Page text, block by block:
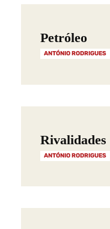
Petróleo
ANTÓNIO RODRIGUES
Rivalidades
ANTÓNIO RODRIGUES